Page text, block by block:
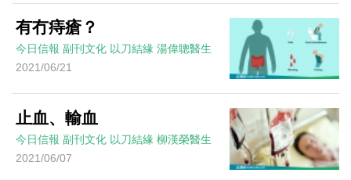
有冇痔瘡？
今日信報 副刊文化 以刀結緣 湯偉聰醫生
2021/06/21
止血、輸血
今日信報 副刊文化 以刀結緣 柳漢榮醫生
2021/06/07